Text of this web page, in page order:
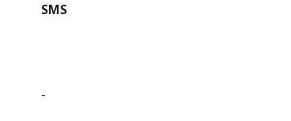
SMS
-